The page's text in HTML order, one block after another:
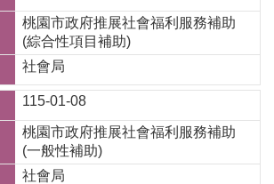
桃園市政府推展社會福利服務補助
(綜合性項目補助)
社會局
115-01-08
桃園市政府推展社會福利服務補助
(一般性補助)
社會局